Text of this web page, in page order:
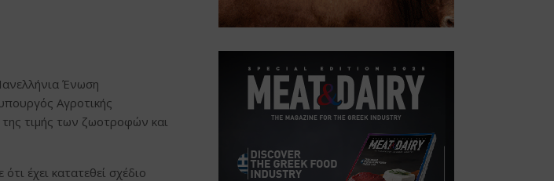
Ένωση
Αγροτικής
τιμής των ζωοτροφών και
έχει κατατεθεί σχέδιο